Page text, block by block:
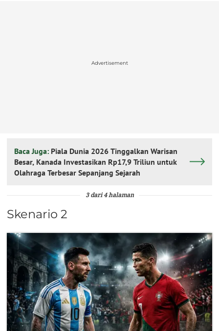
Advertisement
Baca Juga: Piala Dunia 2026 Tinggalkan Warisan
Besar, Kanada Investasikan Rp17,9 Triliun untuk
Olahraga Terbesar Sepanjang Sejarah
3 dari 4 halaman
Skenario 2